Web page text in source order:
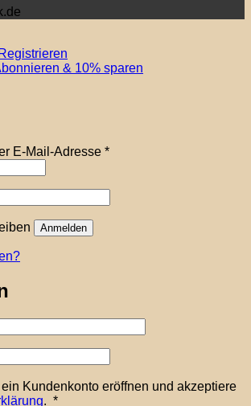
& 10% sparen
E-Mail-Adresse *Erforderlich
Anmelden
Kundenkonto eröffnen und akzeptiere
. *Erforderlich